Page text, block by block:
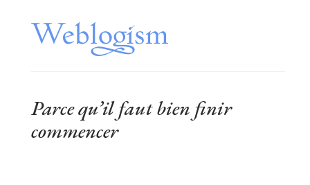
Parce qu’il faut bien finir
commencer